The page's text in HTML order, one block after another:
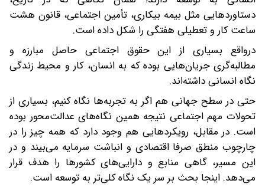
دستاوردهایی مثل بیمه بیکاری، تأمین اجتماعی، قانون هشت
ساعت کار و تعطیلی هفتگی را شکل داده است.
در‌واقع بسیاری از این حقوق اجتماعی حاصل مبارزه و
مطالبه‌گری جریان‌هایی بوده که به انسان، کار و محیط زندگی
نگاه انسانی داشته‌اند.
حتی در سطح جهانی هم اگر به تجربه‌ها نگاه کنیم، بسیاری از
تحولات مهم اجتماعی نتیجه همین نگاه‌های عدالت‌محور بوده
است. در مقابل، رویکردهایی هم وجود دارد که همه‌ چیز را در
چارچوب منطق صرفا اقتصادی و انباشت سرمایه می‌بیند و در
این مسیر، گاهی منابع و دارایی‌های کشورها را هدف قرار
می‌دهد. اینجا بحث بر سر یک نگاه کلی‌تر به توسعه است.